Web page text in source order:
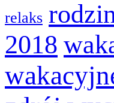
relaks
2018